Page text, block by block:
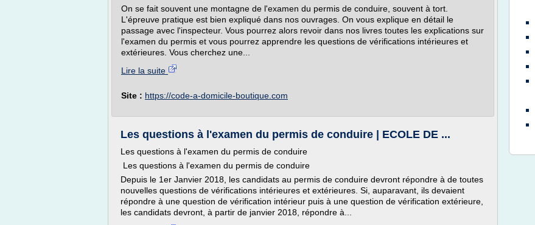
On se fait souvent une montagne de l'examen du permis de conduire, souvent à tort.
L'épreuve pratique est bien expliqué dans nos ouvrages. On vous explique en détail le
passage avec l'inspecteur. Vous pourrez alors revoir dans nos livres toutes les explications sur
l'examen du permis et vous pourrez apprendre les questions de vérifications intérieures et
extérieures. Vous cherchez une...
Lire la suite
Site : https://code-a-domicile-boutique.com
Les questions à l'examen du permis de conduire | ECOLE DE ...
Les questions à l'examen du permis de conduire
Les questions à l'examen du permis de conduire
Depuis le 1er Janvier 2018, les candidats au permis de conduire devront répondre à de toutes
nouvelles questions de vérifications intérieures et extérieures. Si, auparavant, ils devaient
répondre à une question de vérification intérieur puis à une question de vérification extérieure,
les candidats devront, à partir de janvier 2018, répondre à...